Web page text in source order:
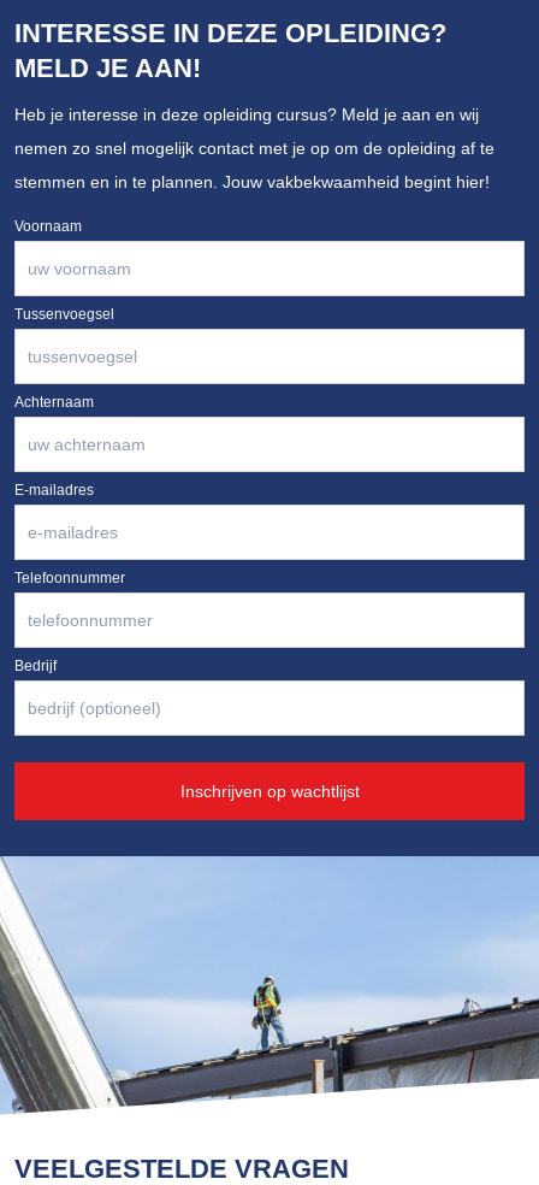
INTERESSE IN DEZE OPLEIDING?
MELD JE AAN!
Heb je interesse in deze opleiding cursus? Meld je aan en wij
nemen zo snel mogelijk contact met je op om de opleiding af te
stemmen en in te plannen. Jouw vakbekwaamheid begint hier!
Voornaam
Tussenvoegsel
Achternaam
E-mailadres
Telefoonnummer
Bedrijf
Inschrijven op wachtlijst
VEELGESTELDE VRAGEN